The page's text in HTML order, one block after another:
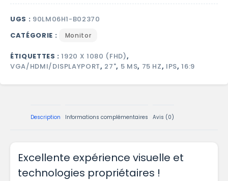
UGS : 90LM06H1-B02370
CATÉGORIE :
Monitor
ÉTIQUETTES :1920 X 1080 (FHD),
VGA/HDMI/DISPLAYPORT, 27", 5 MS, 75 HZ, IPS,16:9
Description Informations complémentaires Avis (0)
Excellente expérience visuelle et
technologies propriétaires !